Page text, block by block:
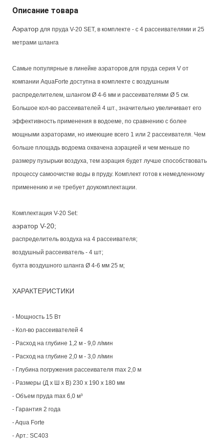
Описание товара
Аэратор для пруда V-20 SET, в комплекте - с 4 рассеивателями и 25
метрами шланга
Самые популярные в линейке аэраторов для пруда серия V от
компании AquaForte доступна в комплекте с воздушным
распределителем, шлангом Ø 4-6 мм и рассеивателями Ø 5 см.
Большое кол-во рассеивателей 4 шт., значительно увеличивает его
эффективность применения в водоеме, по сравнению с более
мощными аэраторами, но имеющие всего 1 или 2 рассеивателя. Чем
больше площадь водоема охвачена аэрацией и чем меньше по
размеру пузырьки воздуха, тем аэрация будет лучше способствовать
процессу самоочистке воды в пруду. Комплект готов к немедленному
применению и не требует доукомплектации.
Комплектация V-20 Set:
аэратор V-20;
распределитель воздуха на 4 рассеивателя;
воздушный рассеиватель - 4 шт;
бухта воздушного шланга Ø 4-6 мм 25 м;
ХАРАКТЕРИСТИКИ
- Мощность 15 Вт
- Кол-во рассеивателей 4
- Расход на глубине 1,2 м - 9,0 л/мин
- Расход на глубине 2,0 м - 3,0 л/мин
- Глубина погружения рассеивателя max 2,0 м
- Размеры (Д х Ш х В) 230 х 190 х 180 мм
- Объем пруда max 6,0 м³
- Гарантия 2 года
- Aqua Forte
- Арт.: SC403